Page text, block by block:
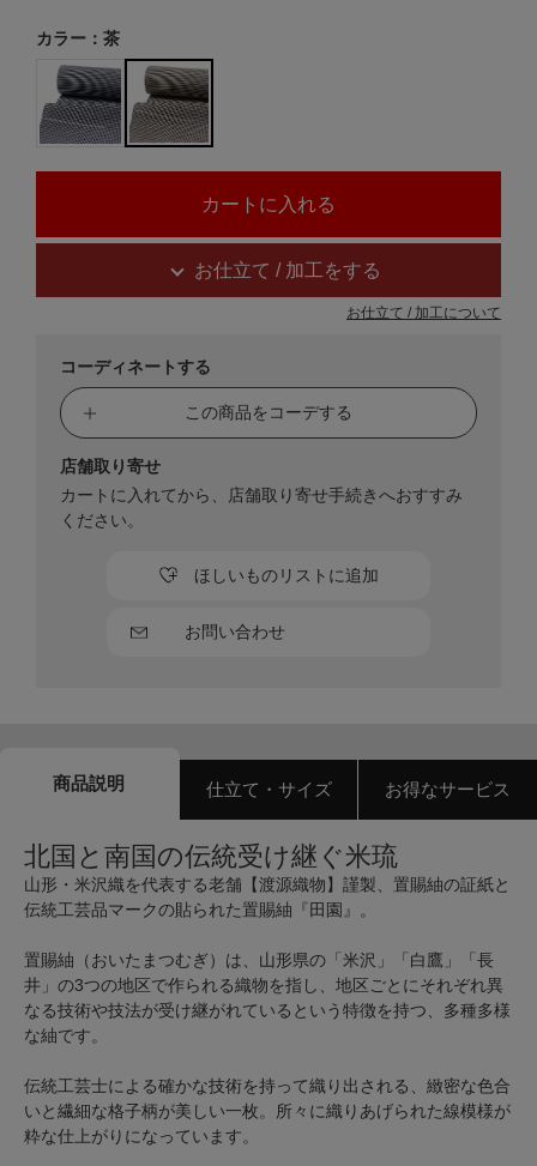
カラー：茶
お仕立て / 加工をする
お仕立て / 加工について
コーディネートする
この商品をコーデする
お問い合わせ
ほしいものリストに追加
店舗取り寄せ
カートに入れてから、店舗取り寄せ手続きへおすすみ
ください。
商品説明 仕立て・サイズ お得なサービス
北国と南国の伝統受け継ぐ米琉
山形・米沢織を代表する老舗【渡源織物】謹製、置賜紬の証紙と
伝統工芸品マークの貼られた置賜紬『田園』。
置賜紬（おいたまつむぎ）は、山形県の「米沢」「白鷹」「長
井」の3つの地区で作られる織物を指し、地区ごとにそれぞれ異
なる技術や技法が受け継がれているという特徴を持つ、多種多様
な紬です。
伝統工芸士による確かな技術を持って織り出される、緻密な色合
いと繊細な格子柄が美しい一枚。所々に織りあげられた線模様が
粋な仕上がりになっています。